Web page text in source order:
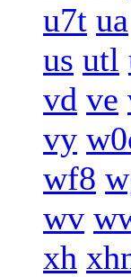
u7t ua
us utl
vd ve
vy
wf8
wv
xh